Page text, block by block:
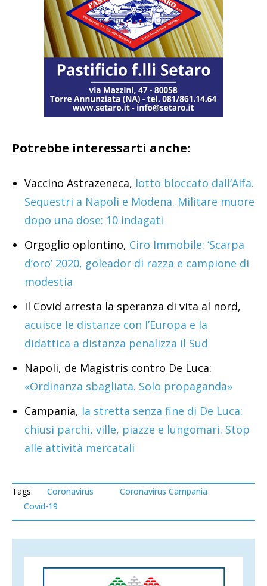
Potrebbe interessarti anche:
Vaccino Astrazeneca, lotto bloccato dall’Aifa.
Sequestri a Napoli e Modena. Militare muore
dopo una dose: 10 indagati
Orgoglio oplontino, Ciro Immobile: ‘Scarpa
d’oro’ 2020, goleador di razza e campione di
modestia
Il Covid arresta la speranza di vita al nord,
acuisce le distanze con l’Europa e la
didattica a distanza penalizza il Sud
Napoli, de Magistris contro De Luca:
«Ordinanza sbagliata. Solo propaganda»
Campania, la stretta senza fine di De Luca:
chiusi parchi, ville, piazze e lungomari. Stop
alle attività mercatali
Tags: Coronavirus
Coronavirus Campania
Covid-19